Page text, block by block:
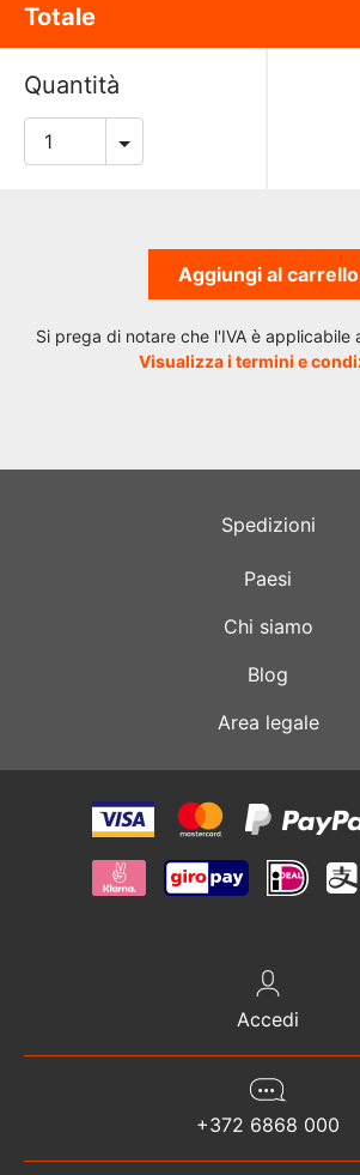
Totale
Quantità
Aggiungi al carrello
Si prega di notare che l'IVA è applicabile
Visualizza i termini e
Spedizioni
Paesi
Chi siamo
Blog
Area legale
Accedi
+372 6868 000